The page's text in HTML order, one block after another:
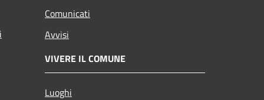
Comunicati
Avvisi
VIVERE IL COMUNE
Luoghi